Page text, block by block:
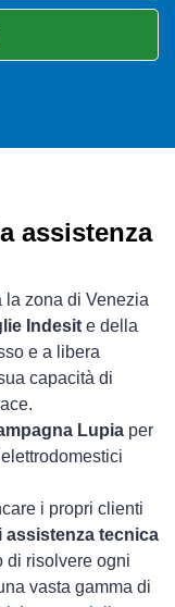
assistenza
la zona di Venezia
Indesit e della
e a libera
capacità di
Lupia per
i propri clienti
assistenza tecnica
di risolvere ogni
vasta gamma di